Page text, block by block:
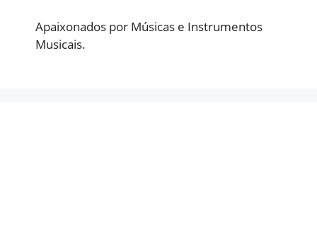
Apaixonados por Músicas e Instrumentos
Musicais.